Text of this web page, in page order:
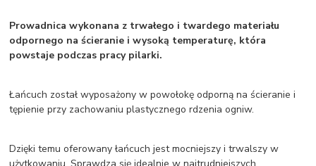
Prowadnica wykonana z trwałego i twardego materiału
odpornego na ścieranie i wysoką temperaturę, która
powstaje podczas pracy pilarki.
Łańcuch został wyposażony w powołokę odporną na ścieranie i
tępienie przy zachowaniu plastycznego rdzenia ogniw.
Dzięki temu oferowany łańcuch jest mocniejszy i trwalszy w